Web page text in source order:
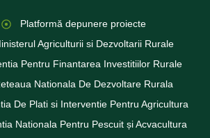
Platformă depunere proiecte
Agriculturii si Dezvoltarii Rurale
Pentru Finantarea Investitiilor Rurale
Nationala De Dezvoltare Rurala
De Plati si Interventie Pentru Agricultura
Nationala Pentru Pescuit și Acvacultura